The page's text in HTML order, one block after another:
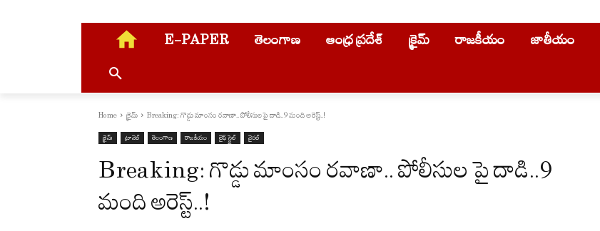
E-PAPER తెలంగాణ ఆంధ్ర ప్రదేశ్ క్రైమ్ రాజకీయం జాతీయం
Home క్రైమ్ Breaking: గొడ్డు మాంసం రవాణా.. పోలీసుల పై దాడి..9 మంది అరెస్ట్..!
క్రైమ్ ట్రావెల్ తెలంగాణ రాజకీయం లైఫ్ స్టైల్ వైరల్
Breaking: గొడ్డు మాంసం రవాణా.. పోలీసుల పై దాడి..9
మంది అరెస్ట్..!